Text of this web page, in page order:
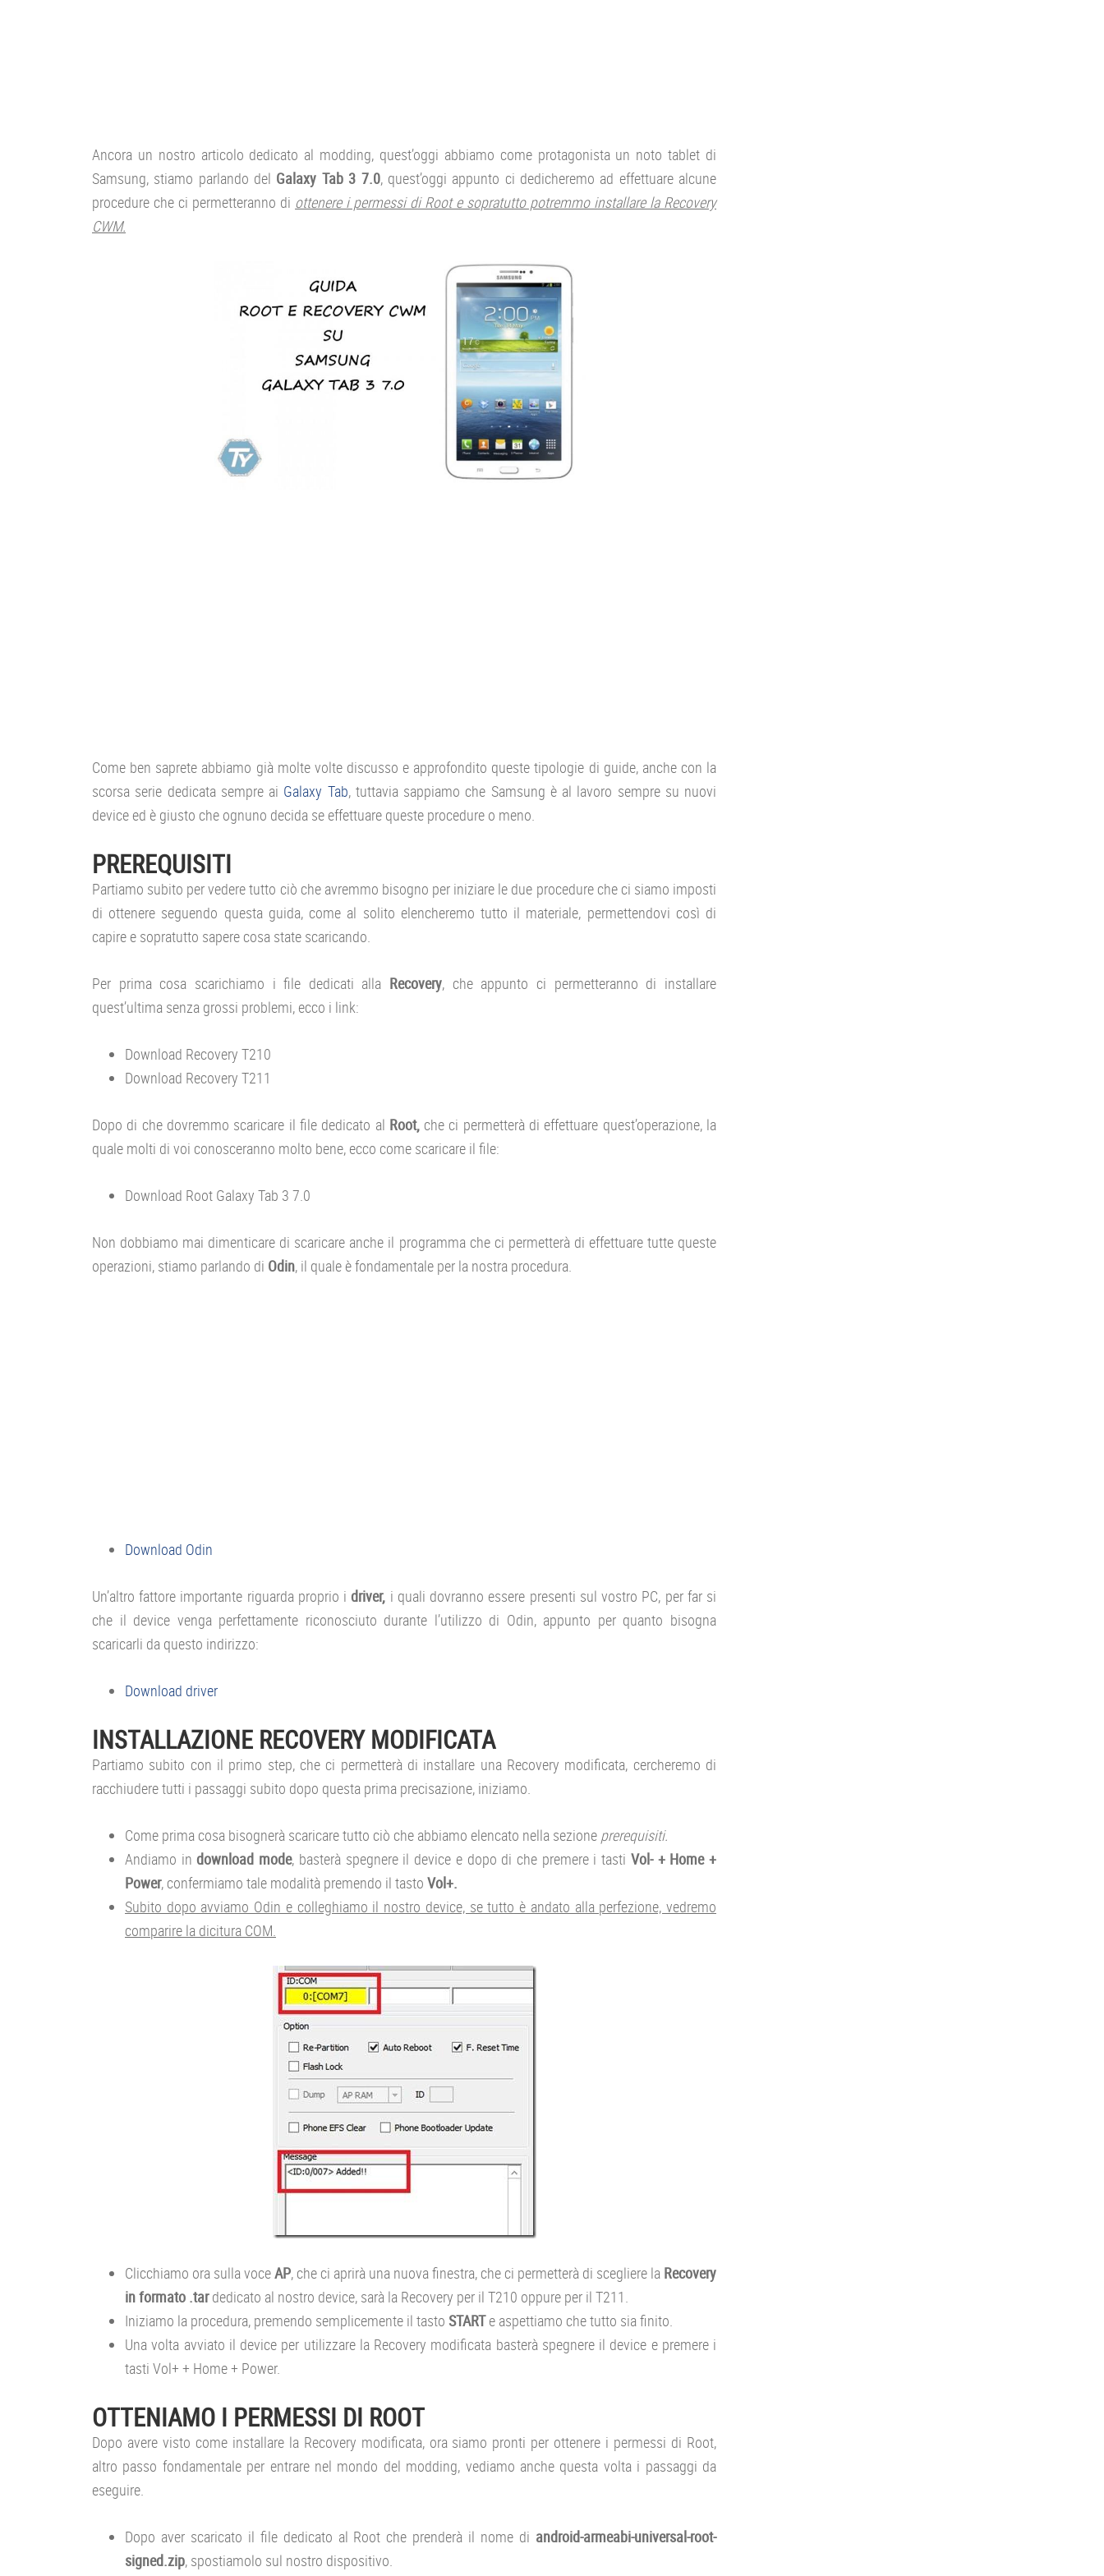
Ancora un nostro articolo dedicato al modding, quest’oggi abbiamo come protagonista un noto tablet di
Samsung, stiamo parlando del Galaxy Tab 3 7.0, quest’oggi appunto ci dedicheremo ad effettuare alcune
procedure che ci permetteranno di ottenere i permessi di Root e sopratutto potremmo installare la Recovery
CWM.
Come ben saprete abbiamo già molte volte discusso e approfondito queste tipologie di guide, anche con la
scorsa serie dedicata sempre ai Galaxy Tab, tuttavia sappiamo che Samsung è al lavoro sempre su nuovi
device ed è giusto che ognuno decida se effettuare queste procedure o meno.
PREREQUISITI
Partiamo subito per vedere tutto ciò che avremmo bisogno per iniziare le due procedure che ci siamo imposti
di ottenere seguendo questa guida, come al solito elencheremo tutto il materiale, permettendovi così di
capire e sopratutto sapere cosa state scaricando.
Per prima cosa scarichiamo i file dedicati alla Recovery, che appunto ci permetteranno di installare
quest’ultima senza grossi problemi, ecco i link:
Download Recovery T210
Download Recovery T211
Dopo di che dovremmo scaricare il file dedicato al Root,che ci permetterà di effettuare quest’operazione, la
quale molti di voi conosceranno molto bene, ecco come scaricare il file:
Download Root Galaxy Tab 3 7.0
Non dobbiamo mai dimenticare di scaricare anche il programma che ci permetterà di effettuare tutte queste
operazioni, stiamo parlando di Odin, il quale è fondamentale per la nostra procedura.
Download Odin
Un’altro fattore importante riguarda proprio i driver, i quali dovranno essere presenti sul vostro PC, per far si
che il device venga perfettamente riconosciuto durante l’utilizzo di Odin, appunto per quanto bisogna
scaricarli da questo indirizzo:
Download driver
INSTALLAZIONE RECOVERY MODIFICATA
Partiamo subito con il primo step, che ci permetterà di installare una Recovery modificata, cercheremo di
racchiudere tutti i passaggi subito dopo questa prima precisazione, iniziamo.
Come prima cosa bisognerà scaricare tutto ciò che abbiamo elencato nella sezione prerequisiti.
Andiamo indownload mode, basterà spegnere il device e dopo di che premere i tasti Vol- + Home +
Power, confermiamo tale modalità premendo il tasto Vol+.
Subito dopo avviamo Odin e colleghiamo il nostro device, se tutto è andato alla perfezione, vedremo
comparire la dicitura COM.
Clicchiamo ora sulla voceAP, che ci aprirà una nuova finestra, che ci permetterà di scegliere la Recovery
in formato .tardedicato al nostro device, sarà la Recovery per il T210 oppure per il T211.
Iniziamo la procedura, premendo semplicemente il tasto STARTe aspettiamo che tutto sia finito.
Una volta avviato il device per utilizzare la Recovery modificata basterà spegnere il device e premere i
tasti Vol+ + Home + Power.
OTTENIAMO I PERMESSI DI ROOT
Dopo avere visto come installare la Recovery modificata, ora siamo pronti per ottenere i permessi di Root,
altro passo fondamentale per entrare nel mondo del modding, vediamo anche questa volta i passaggi da
eseguire.
Dopo aver scaricato il file dedicato al Root che prenderà il nome di android-armeabi-universal-root-
signed.zip, spostiamolo sul nostro dispositivo.